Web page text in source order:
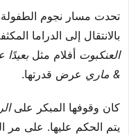
بالانتقال إلى الدراما
العنكبوت أفلام مثل
& ماري عرض قدرتها.
كان وقوفها المبكر على
يتم الحكم عليها. على مر